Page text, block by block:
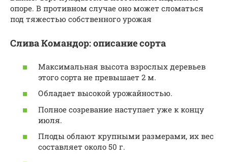
опоре. В противном случае оно может сломаться
под тяжестью собственного урожая
Слива Командор: описание сорта
Максимальная высота взрослых деревьев
этого сорта не превышает 2 м.
Обладает высокой урожайностью.
Полное созревание наступает уже к концу
июля.
Плоды облают крупными размерами, их вес
составляет около 50 г.